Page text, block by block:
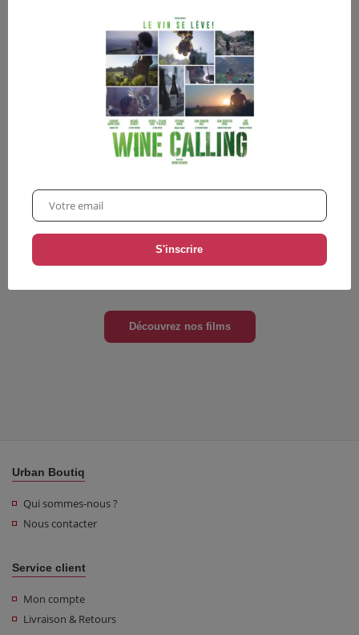
Découvrez nos films
Urban Boutiq
Qui sommes-nous ?
Nous contacter
Service client
Mon compte
Livraison & Retours